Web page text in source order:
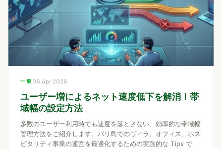
一般 06 Apr 2026
ユーザー増によるネット速度低下を解消！帯
域幅の設定方法
多数のユーザー利用時でも速度を落とさない、効率的な帯域幅
管理方法をご紹介します。バリ島でのヴィラ、オフィス、ホス
ピタリティ事業の運営を最適化するための実践的な Tips で